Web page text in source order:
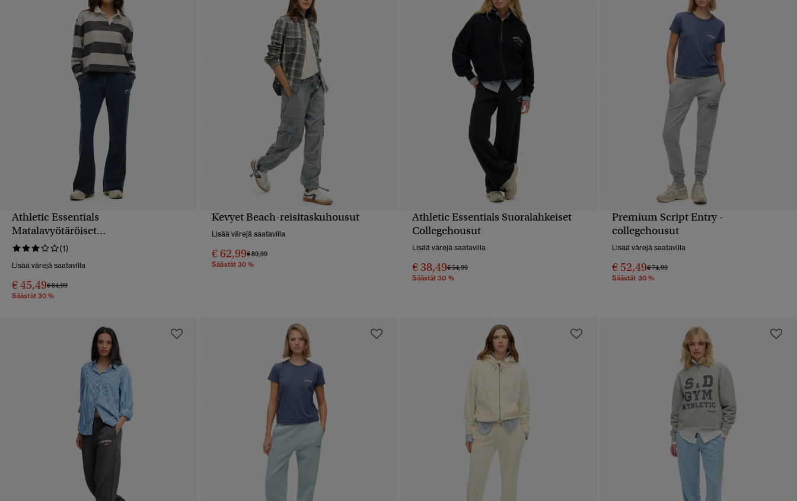
PIKAKATSELU
Athletic Essentials
Matalavyötäröiset
Levenevälahkeiset Collegehousut
(1)
Lisää värejä saatavilla
€ 45,49Hinta alennettu hinnasta
€ 64,99hintaan
Säästät 30 %
Kevyet Beach-reisitaskuhousut
Lisää värejä saatavilla
€ 62,99Hinta alennettu hinnasta
€ 89,99hintaan
Säästät 30 %
Athletic Essentials Suoralahkeiset
Collegehousut
Lisää värejä saatavilla
€ 38,49Hinta alennettu hinnasta
€ 54,99hintaan
Säästät 30 %
PIKAKATSELU
Premium Script Entry -
collegehousut
Lisää värejä saatavilla
€ 52,49Hinta alennettu hinnasta
€ 74,99hintaan
Säästät 30 %